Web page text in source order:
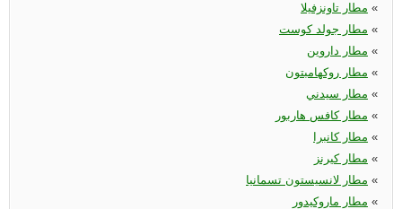
مطار تاونزفيلا «
مطار جولد كوست «
مطار داروين «
مطار روكهامبتون «
مطار سيدني «
مطار كافس هاربور «
مطار كانبرا «
مطار كيرنز «
مطار لانسيستون تسمانيا «
مطار ماروكيدور «